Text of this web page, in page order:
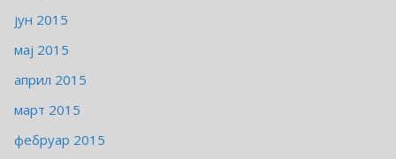
јун 2015
мај 2015
април 2015
март 2015
фебруар 2015